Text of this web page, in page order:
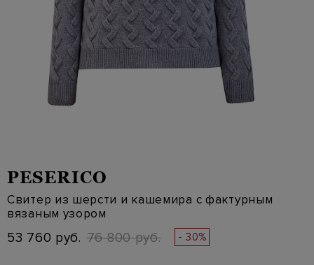
PESERICO
Свитер из шерсти и кашемира с фактурным
вязаным узором
53 760 руб. 76 800 руб. - 30%